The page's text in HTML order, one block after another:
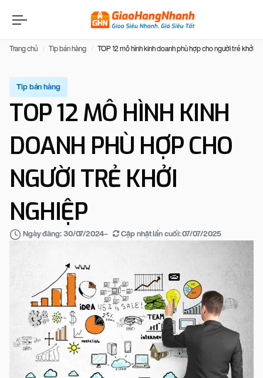
Trang chủ Tip bán hàng TOP 12 mô hình kinh doanh phù hợp cho người trẻ khởi
Tip bán hàng
TOP 12 MÔ HÌNH KINH
DOANH PHÙ HỢP CHO
NGƯỜI TRẺ KHỞI
NGHIỆP
Ngày đăng: 30/07/2024– Cập nhật lần cuối:07/07/2025